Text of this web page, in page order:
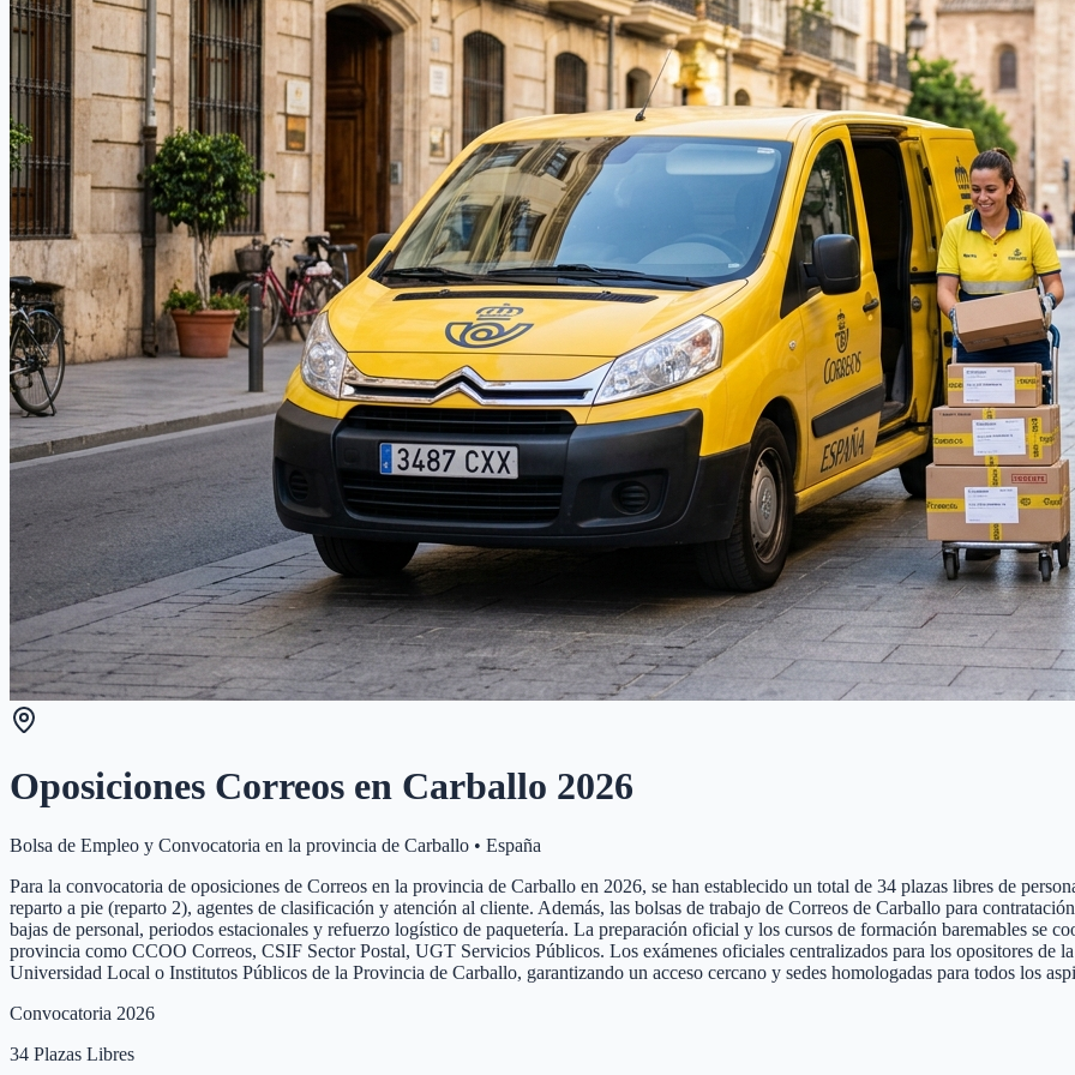
Oposiciones Correos en Carballo 2026
Bolsa de Empleo y Convocatoria en la provincia de Carballo • España
Para la convocatoria de oposiciones de Correos en la provincia de Carballo en 2026, se han establecido un total de 34 plazas libres de
reparto a pie (reparto 2), agentes de clasificación y atención al cliente. Además, las bolsas de trabajo de Correos de Carballo para
bajas de personal, periodos estacionales y refuerzo logístico de paquetería. La preparación oficial y los cursos de formación baremables se
provincia como CCOO Correos, CSIF Sector Postal, UGT Servicios Públicos. Los exámenes oficiales centralizados para los opositores de
Universidad Local o Institutos Públicos de la Provincia de Carballo, garantizando un acceso cercano y sedes homologadas para todos los
Convocatoria 2026
34 Plazas Libres